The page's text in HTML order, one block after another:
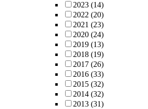
2023 (14)
2022 (20)
2021 (23)
2020 (24)
2019 (13)
2018 (19)
2017 (26)
2016 (33)
2015 (32)
2014 (32)
2013 (31)